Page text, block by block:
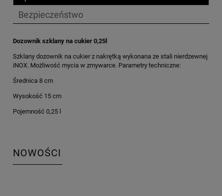
Bezpieczeństwo
Dozownik szklany na cukier 0,25l
Szklany dozownik na cukier z nakrętką wykonana ze stali nierdzewnej
iNOX. Możliwość mycia w zmywarce. Parametry techniczne:
Średnica 8 cm
Wysokość 15 cm
Pojemność 0,25 l
NOWOŚCI